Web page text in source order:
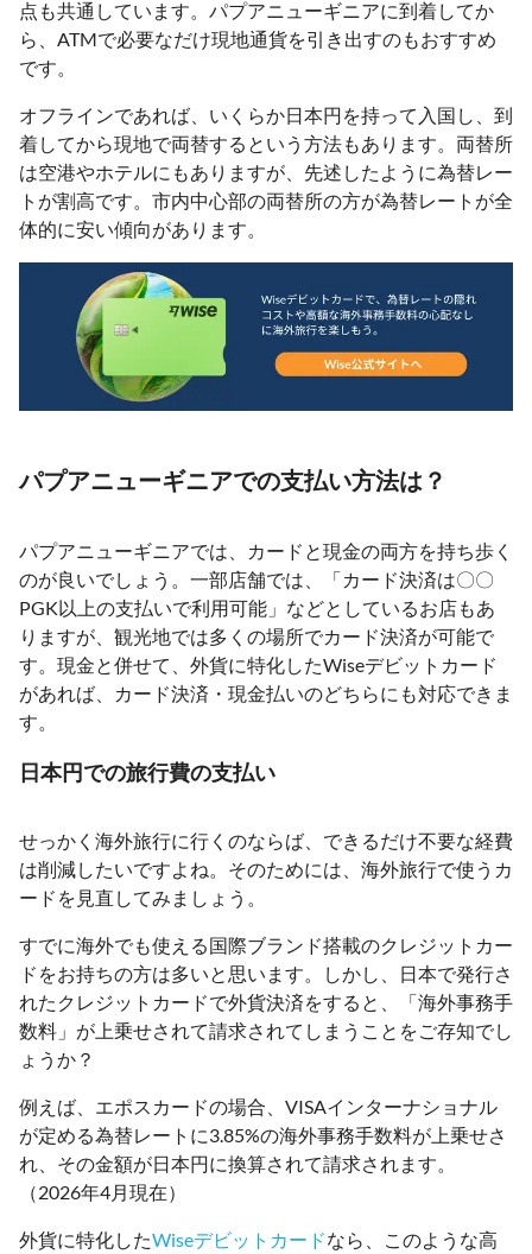
点も共通しています。パプアニューギニアに到着してか
ら、ATMで必要なだけ現地通貨を引き出すのもおすすめ
です。
オフラインであれば、いくらか日本円を持って入国し、到
着してから現地で両替するという方法もあります。両替所
は空港やホテルにもありますが、先述したように為替レー
トが割高です。市内中心部の両替所の方が為替レートが全
体的に安い傾向があります。
パプアニューギニアでの支払い方法は？
パプアニューギニアでは、カードと現金の両方を持ち歩く
のが良いでしょう。一部店舗では、「カード決済は〇〇
PGK以上の支払いで利用可能」などとしているお店もあ
りますが、観光地では多くの場所でカード決済が可能で
す。現金と併せて、外貨に特化したWiseデビットカード
があれば、カード決済・現金払いのどちらにも対応できま
す。
日本円での旅行費の支払い
せっかく海外旅行に行くのならば、できるだけ不要な経費
は削減したいですよね。そのためには、海外旅行で使うカ
ードを見直してみましょう。
すでに海外でも使える国際ブランド搭載のクレジットカー
ドをお持ちの方は多いと思います。しかし、日本で発行さ
れたクレジットカードで外貨決済をすると、「海外事務手
数料」が上乗せされて請求されてしまうことをご存知でし
ょうか？
例えば、エポスカードの場合、VISAインターナショナル
が定める為替レートに3.85%の海外事務手数料が上乗せさ
れ、その金額が日本円に換算されて請求されます。
（2026年4月現在）
外貨に特化したWiseデビットカードなら、このような高